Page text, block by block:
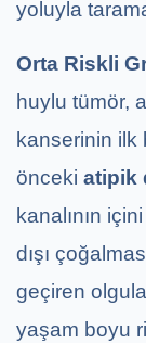
yoluyla
Orta Riskli
huylu tümör,
kanserinin ilk
önceki atipik
kanalının
dışı
geçiren
yaşam boyu